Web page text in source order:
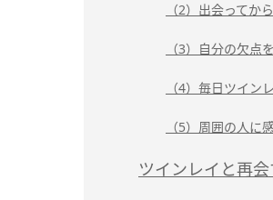
（2）出会ってか
（3）自分の欠点
（4）毎日ツイン
（5）周囲の人に
ツインレイと再